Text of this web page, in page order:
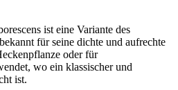
ist eine Variante des
für seine dichte und aufrechte
oder für
wo ein klassischer und
ist.